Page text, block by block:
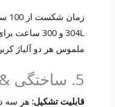
ملموس هر دو آلیاژ
5. ساختگی & قابلیت جوشکاری
قابلیت تشکیل: